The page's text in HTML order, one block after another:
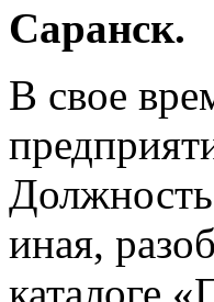
Саранск.
В свое
иная,
каталоге